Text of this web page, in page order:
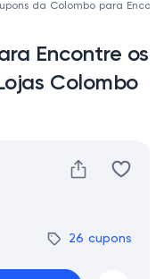
da Colombo para
Encontre os
Colombo
26 cupons